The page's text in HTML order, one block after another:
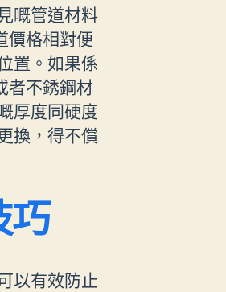
嘅管道材料
價格相對便
置。如果係
者不銹鋼材
厚度同硬度
換，得不償
巧
以有效防止